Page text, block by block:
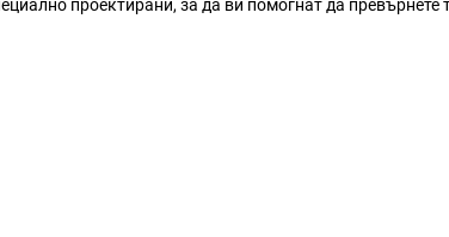
проектирани, за да ви помогнат да превърнете